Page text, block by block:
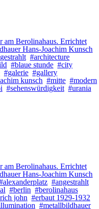
Berolinahaus. Errichtet
Hans-Joachim Kunsch
#architecture
#blaue stunde #city
#galerie #gallery
kunsch #mitte #modern
#sehenswürdigkeit #urania
Berolinahaus. Errichtet
Hans-Joachim Kunsch
#angestrahlt
#berlin #berolinahaus
john #erbaut 1929-1932
#metallbildhauer